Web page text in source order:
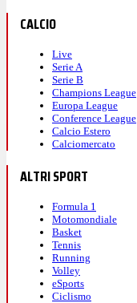
CALCIO
Live
Serie A
Serie B
Champions League
Europa League
Conference League
Calcio Estero
Calciomercato
ALTRI SPORT
Formula 1
Motomondiale
Basket
Tennis
Running
Volley
eSports
Ciclismo